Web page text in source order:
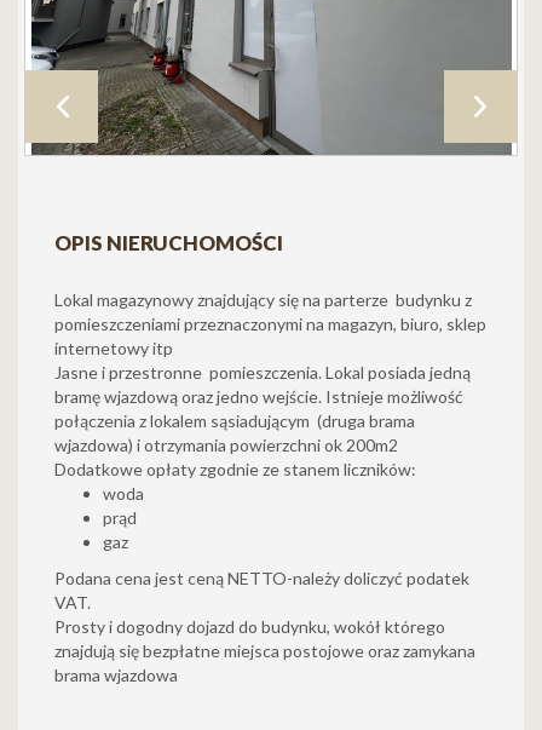
OPIS NIERUCHOMOŚCI
Lokal magazynowy znajdujący się na parterze budynku z
pomieszczeniami przeznaczonymi na magazyn, biuro, sklep
internetowy itp
Jasne i przestronne pomieszczenia. Lokal posiada jedną
bramę wjazdową oraz jedno wejście. Istnieje możliwość
połączenia z lokalem sąsiadującym (druga brama
wjazdowa) i otrzymania powierzchni ok 200m2
Dodatkowe opłaty zgodnie ze stanem liczników:
woda
prąd
gaz
Podana cena jest ceną NETTO-należy doliczyć podatek
VAT.
Prosty i dogodny dojazd do budynku, wokół którego
znajdują się bezpłatne miejsca postojowe oraz zamykana
brama wjazdowa